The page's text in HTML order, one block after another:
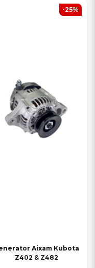
Aixam Kubota
Z402 & Z482
-25%